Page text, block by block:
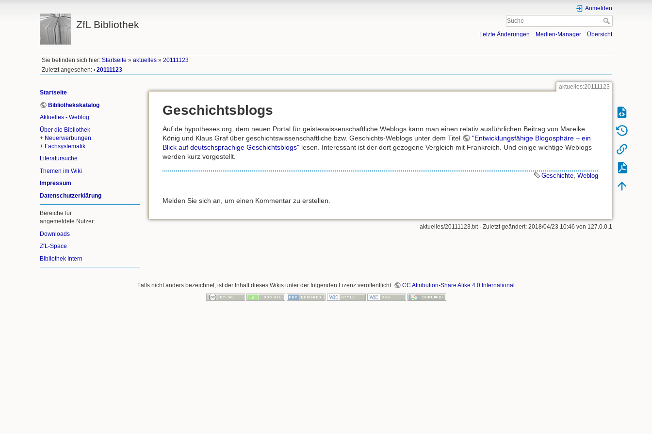
ZfL Bibliothek
Anmelden
Letzte Änderungen Medien-Manager Übersicht
Sie befinden sich hier:Startseite »aktuelles »20111123
Zuletzt angesehen: • 20111123
Startseite
Bibliothekskatalog
Aktuelles - Weblog
Über die Bibliothek
+ Neuerwerbungen
+ Fachsystematik
Literatursuche
Themen im Wiki
Impressum
Datenschutzerklärung
Bereiche für
angemeldete Nutzer:
Downloads
ZfL-Space
Bibliothek Intern
aktuelles:20111123
Geschichtsblogs
Auf de.hypotheses.org, dem neuen Portal für geisteswissenschaftliche Weblogs kann man einen relativ ausführlichen Beitrag von Mareike
König und Klaus Graf über geschichtswissenschaftliche bzw. Geschichts-Weblogs unter dem Titel
"Entwicklungsfähige Blogosphäre – ein
Blick auf deutschsprachige Geschichtsblogs" lesen. Interessant ist der dort gezogene Vergleich mit Frankreich. Und einige wichtige Weblogs
werden kurz vorgestellt.
Geschichte, Weblog
Melden Sie sich an, um einen Kommentar zu erstellen.
aktuelles/20111123.txt· Zuletzt geändert: 2018/04/23 10:46 von 127.0.0.1
Falls nicht anders bezeichnet, ist der Inhalt dieses Wikis unter der folgenden Lizenz veröffentlicht: CC Attribution-Share Alike 4.0 International